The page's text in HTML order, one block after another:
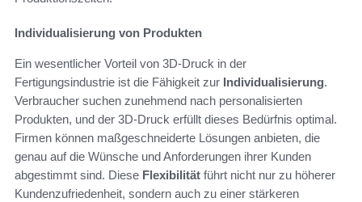
Individualisierung von Produkten
Ein wesentlicher Vorteil von 3D-Druck in der
Fertigungsindustrie ist die Fähigkeit zur Individualisierung.
Verbraucher suchen zunehmend nach personalisierten
Produkten, und der 3D-Druck erfüllt dieses Bedürfnis optimal.
Firmen können maßgeschneiderte Lösungen anbieten, die
genau auf die Wünsche und Anforderungen ihrer Kunden
abgestimmt sind. Diese Flexibilität führt nicht nur zu höherer
Kundenzufriedenheit, sondern auch zu einer stärkeren